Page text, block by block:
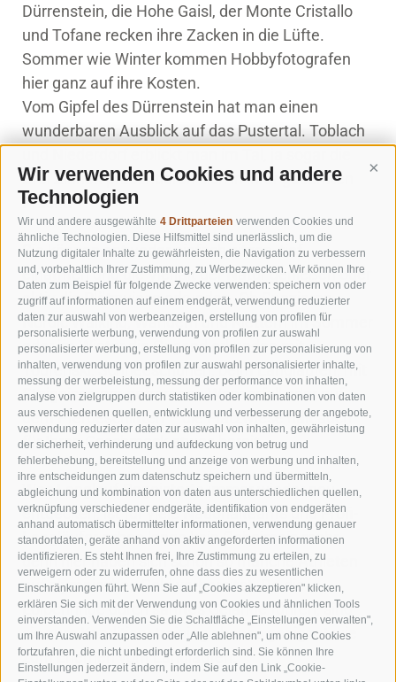
Wir verwenden Cookies und andere
Technologien
Wir und andere ausgewählte 4 Drittparteien verwenden Cookies und
ähnliche Technologien. Diese Hilfsmittel sind unerlässlich, um die
Nutzung digitaler Inhalte zu gewährleisten, die Navigation zu verbessern
und, vorbehaltlich Ihrer Zustimmung, zu Werbezwecken. Wir können Ihre
Daten zum Beispiel für folgende Zwecke verwenden: speichern von oder
zugriff auf informationen auf einem endgerät, verwendung reduzierter
daten zur auswahl von werbeanzeigen, erstellung von profilen für
personalisierte werbung, verwendung von profilen zur auswahl
personalisierter werbung, erstellung von profilen zur personalisierung von
inhalten, verwendung von profilen zur auswahl personalisierter inhalte,
messung der werbeleistung, messung der performance von inhalten,
analyse von zielgruppen durch statistiken oder kombinationen von daten
aus verschiedenen quellen, entwicklung und verbesserung der angebote,
verwendung reduzierter daten zur auswahl von inhalten, gewährleistung
der sicherheit, verhinderung und aufdeckung von betrug und
fehlerbehebung, bereitstellung und anzeige von werbung und inhalten,
ihre entscheidungen zum datenschutz speichern und übermitteln,
abgleichung und kombination von daten aus unterschiedlichen quellen,
verknüpfung verschiedener endgeräte, identifikation von endgeräten
anhand automatisch übermittelter informationen, verwendung genauer
standortdaten, geräte anhand von aktiv angeforderten informationen
identifizieren. Es steht Ihnen frei, Ihre Zustimmung zu erteilen, zu
verweigern oder zu widerrufen, ohne dass dies zu wesentlichen
Einschränkungen führt. Wenn Sie auf „Cookies akzeptieren" klicken,
erklären Sie sich mit der Verwendung von Cookies und ähnlichen Tools
einverstanden. Verwenden Sie die Schaltfläche „Einstellungen verwalten",
um Ihre Auswahl anzupassen oder „Alle ablehnen", um ohne Cookies
fortzufahren, die nicht unbedingt erforderlich sind. Sie können Ihre
Einstellungen jederzeit ändern, indem Sie auf den Link „Cookie-
Dürrenstein, die Hohe Gaisl, der Monte Cristallo
und Tofane recken ihre Zacken in die Lüfte.
Sommer wie Winter kommen Hobbyfotografen
hier ganz auf ihre Kosten.
Vom Gipfel des Dürrenstein hat man einen
wunderbaren Ausblick auf das Pustertal. Toblach
Drei Zinnen präsentieren sich in ihrer gesamten
Pracht.
Sie können entweder einfach sitzen, tief
einatmen und die Vielfalt der Natur genießen oder
aktiv die Plätzwiese erkunden. Ob Spazieren,
Nordic Walking, Wandern und Klettern im Sommer
oder im Winter die Gegend erkunden mit
Tourenski, Schneeschuhen, beim Langlaufen, mit
Steigeisen am gefrorenen Wasserfall oder auf
dem Pferdeschlitten – die Plätzwiese hält auch
für Ihren Geschmack etwas bereit.
Was Langlauf-Begeisterte immer wieder neu
entdecken, ist für viele Nationalteams und Profi-
Langläufer schon lange kein Geheimnis mehr,
denn hier haben sich schon so manche Athleten
auf olympisches Gold vorbereitet. Da die
Loipenringe durch sanftes Gelände führen, sind
sie zum Konditionstraining ebenso geeignet wie
zum Erlernen vom Langlaufen.